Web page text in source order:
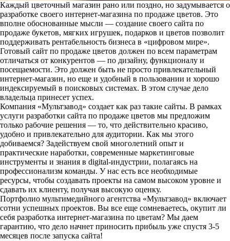
Каждый цветочный магазин рано или поздно, но задумывается о
разработке своего интернет-магазина по продаже цветов. Это
вполне обоснованные мысли — создание своего сайта по
продаже букетов, мягких игрушек, подарков и цветов позволит
поддерживать рентабельность бизнеса в «цифровом мире».
Готовый сайт по продаже цветов должен по всем параметрам
отличаться от конкурентов — по дизайну, функционалу и
посещаемости. Это должен быть не просто привлекательный
интернет-магазин, но еще и удобный в пользовании и хорошо
индексируемый в поисковых системах. В этом случае дело
владельца принесет успех.
Компания «Мультзавод» создает как раз такие сайты. В рамках
услуги разработки сайта по продаже цветов мы предложим
только рабочие решения — то, что действительно красиво,
удобно и привлекательно для аудитории. Как мы этого
добиваемся? Задействуем свой многолетний опыт и
практические наработки, современные маркетинговые
инструменты и знания в digital-индустрии, полагаясь на
профессионализм команды. У нас есть все необходимые
ресурсы, чтобы создавать проекты на самом высоком уровне и
сдавать их клиенту, получая высокую оценку.
Портфолио мультимедийного агентства «Мультзавод» включает
сотни успешных проектов. Вы все еще сомневаетесь, окупит ли
себя разработка интернет-магазина по цветам? Мы даем
гарантию, что дело начнет приносить прибыль уже спустя 3-5
месяцев после запуска сайта!